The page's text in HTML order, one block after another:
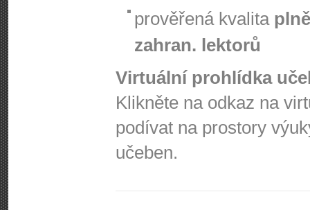
prověřená kvalita
zahran. lektorů
Virtuální prohlídka
Klikněte na odkaz na
podívat na prostory
učeben.